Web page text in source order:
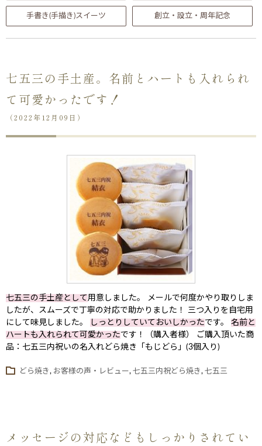
退職・異動の挨拶におすすめのお菓子ギ
フト5選
手書き(手描き)スイーツ 創立・設立・周年記念
七五三の手土産。名前とハートも入れられ
て可愛かったです！
（2022年12月09日）
七五三の手土産として用意しました。 メールで何度かやり取りしま
したが、スムーズで丁寧の対応で助かりました！ 三つ入りを自宅用
にして味見しました。
しっとりしていておいしかったです。 名前と
ハートも入れられて可愛かったです！（購入者様） ご購入頂いた商
品：七五三内祝いの名入れどら焼き「もじどら」(3個入り)
どら焼き, お客様の声・レビュー, 七五三内祝どら焼き, 七五三
メッセージの対応などもしっかりされてい